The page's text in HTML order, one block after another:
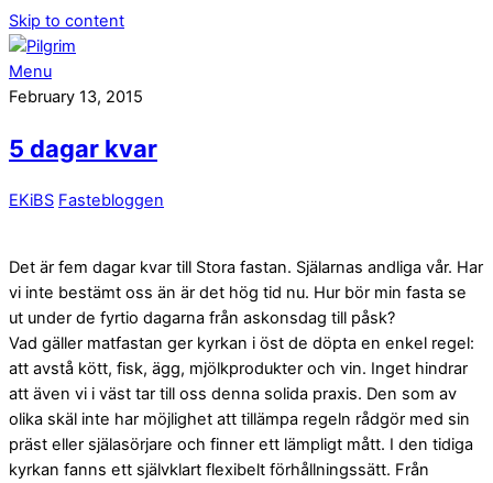
Skip to content
Menu
February 13, 2015
5 dagar kvar
EKiBS Fastebloggen
Det är fem dagar kvar till Stora fastan. Själarnas andliga vår. Har
vi inte bestämt oss än är det hög tid nu. Hur bör min fasta se
ut under de fyrtio dagarna från askonsdag till påsk?
Vad gäller matfastan ger kyrkan i öst de döpta en enkel regel:
att avstå kött, fisk, ägg, mjölkprodukter och vin. Inget hindrar
att även vi i väst tar till oss denna solida praxis. Den som av
olika skäl inte har möjlighet att tillämpa regeln rådgör med sin
präst eller själasörjare och finner ett lämpligt mått. I den tidiga
kyrkan fanns ett självklart flexibelt förhållningssätt. Från